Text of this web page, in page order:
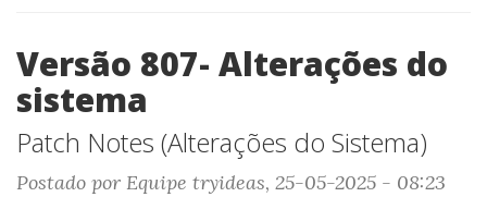
Versão 807- Alterações do
sistema
Patch Notes (Alterações do Sistema)
Postado por Equipe tryideas, 25-05-2025 - 08:23